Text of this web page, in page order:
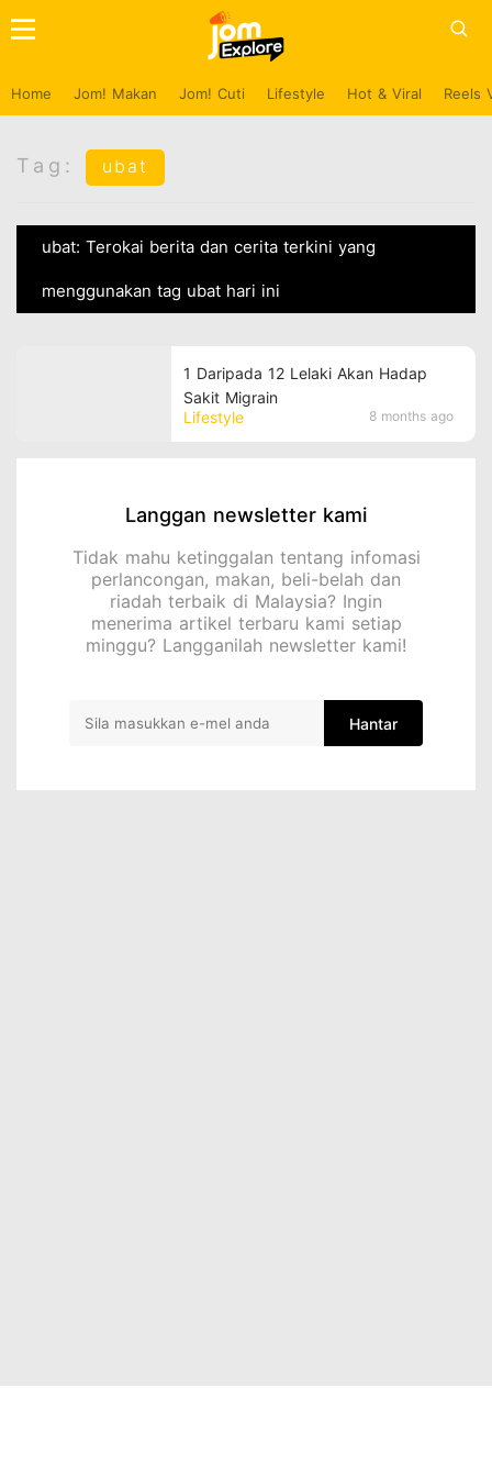
Home Jom! Makan Jom! Cuti Lifestyle Hot & Viral Reels
Tag: ubat
ubat: Terokai berita dan cerita terkini yang
menggunakan tag ubat hari ini
Lifestyle 8 months ago
1 Daripada 12 Lelaki Akan Hadap
Sakit Migrain
Langgan newsletter kami
Tidak mahu ketinggalan tentang infomasi
perlancongan, makan, beli-belah dan
riadah terbaik di Malaysia? Ingin
menerima artikel terbaru kami setiap
minggu? Langganilah newsletter kami!
Hantar